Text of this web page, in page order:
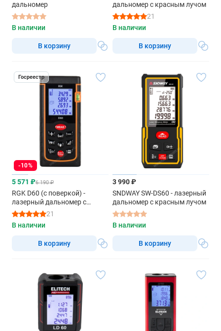
дальномер
В наличии
В корзину
дальномер с красным лучом
21
В наличии
В корзину
Госреестр
-10%
5 571 ₽6 190 ₽
RGK D60 (с поверкой) -
лазерный дальномер с
красным лучом
21
В наличии
В корзину
3 990 ₽
SNDWAY SW-DS60 - лазерный
дальномер с красным лучом
В наличии
В корзину